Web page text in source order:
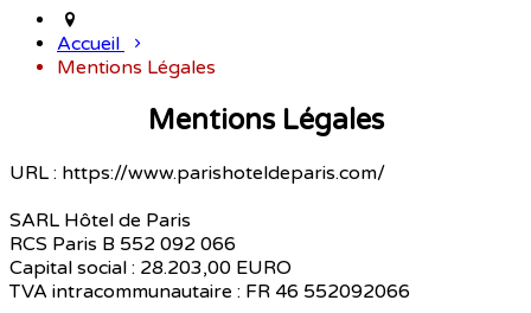
Accueil
Mentions Légales
Mentions Légales
URL : https://www.parishoteldeparis.com/
SARL Hôtel de Paris
RCS Paris B 552 092 066
Capital social : 28.203,00 EURO
TVA intracommunautaire : FR 46 552092066